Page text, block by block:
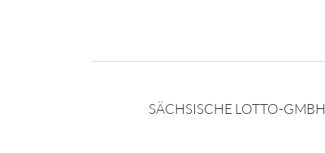
SÄCHSISCHE LOTTO-GMBH